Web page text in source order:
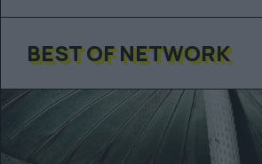
BEST OF NETWORK